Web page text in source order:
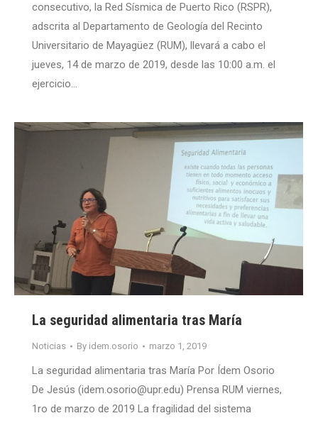
consecutivo, la Red Sísmica de Puerto Rico (RSPR),
adscrita al Departamento de Geología del Recinto
Universitario de Mayagüez (RUM), llevará a cabo el
jueves, 14 de marzo de 2019, desde las 10:00 a.m. el
ejercicio…
La seguridad alimentaria tras María
Noticias By idem.osorio marzo 1, 2019
La seguridad alimentaria tras María Por Ídem Osorio
De Jesús (idem.osorio@upr.edu) Prensa RUM viernes,
1ro de marzo de 2019 La fragilidad del sistema